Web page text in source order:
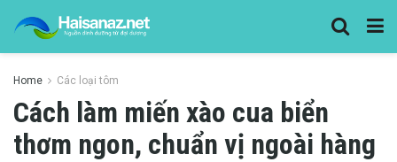
Home Các loại tôm
Cách làm miến xào cua biển
thơm ngon, chuẩn vị ngoài hàng